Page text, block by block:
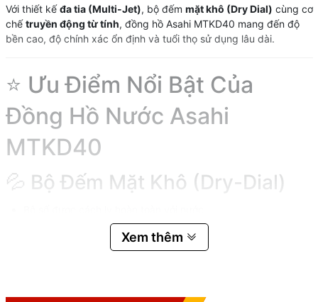
Với thiết kếđa tia (Multi-Jet), bộ đếm mặt khô (Dry Dial) cùng cơ
chếtruyền động từ tính, đồng hồ Asahi MTKD40 mang đến độ
bền cao, độ chính xác ổn định và tuổi thọ sử dụng lâu dài.
⭐ Ưu Điểm Nổi Bật Của
Đồng Hồ Nước Asahi
MTKD40
💦 Bộ Đếm Mặt Khô (Dry-Dial)
Không bị mờ mặt kính, đọng sương hoặc bám cặn.
Dễ dàng quan sát chỉ số trong mọi điều kiện.
(Magnetic Drive)
Xem thêm